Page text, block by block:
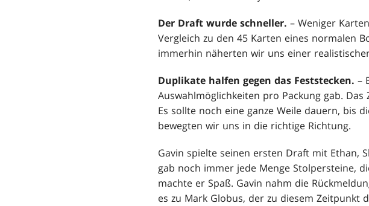
Der Draft wurde schneller. – Weniger
Vergleich zu den 45 Karten eines normalen
immerhin näherten wir uns einer
Duplikate halfen gegen das Feststecken. –
Auswahlmöglichkeiten pro Packung gab.
Es sollte noch eine ganze Weile dauern, bis
bewegten wir uns in die richtige Richtung.
Gavin spielte seinen ersten Draft mit Ethan,
gab noch immer jede Menge Stolpersteine,
machte er Spaß. Gavin nahm die
es zu Mark Globus, der zu diesem